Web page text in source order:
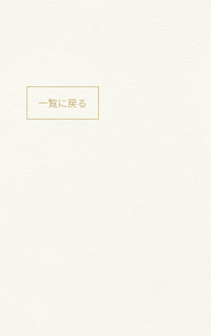
一覧に戻る